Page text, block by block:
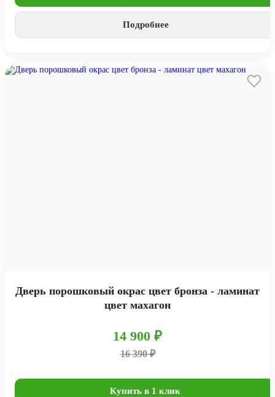
Подробнее
Дверь порошковый окрас цвет бронза - ламинат
цвет махагон
14 900 ₽
16 390 ₽
Купить в 1 клик